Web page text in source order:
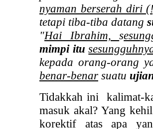
nyaman berserah diri
tetapi tiba-tiba datang
"Hai Ibrahim,s
mimpi itu
kepada orang-orang
benar-benar suatu
Tidakkah ini kalimat-
masuk akal? Yang
korektif atas apa